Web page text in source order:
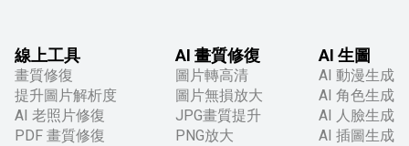
線上工具
畫質修復
提升圖片解析度
AI 老照片修復
PDF 畫質修復
AI 畫質修復
圖片轉高清
圖片無損放大
JPG畫質提升
PNG放大
AI 生圖
AI 動漫生成
AI 角色生成
AI 人臉生成
AI 插圖生成